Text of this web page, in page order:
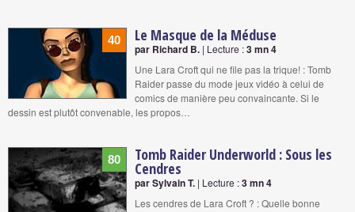
40 Le Masque de la Méduse
par Richard B. | Lecture :3 mn 4
Une Lara Croft qui ne file pas la trique! : Tomb
Raider passe du mode jeux vidéo à celui de
comics de manière peu convaincante. Si le
dessin est plutôt convenable, les propos…
80 Tomb Raider Underworld : Sous les
Cendres
par Sylvain T. | Lecture :3 mn 4
Les cendres de Lara Croft ? : Quelle bonne